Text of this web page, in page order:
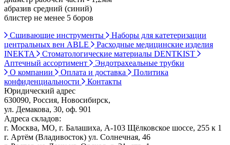
абразив средний (синий)
блистер не менее 5 боров
Сшивающие инструменты
Наборы для катетеризации
центральных вен ABLE
Расходные медицинские изделия
INEKTA
Стоматологические материалы DENTKIST
Аптечный ассортимент
Эндотрахеальные трубки
О компании
Оплата и доставка
Политика
конфиденциальности
Контакты
Юридический адрес
630090, Россия, Новосибирск,
ул. Демакова, 30, оф. 901
Адреса складов:
г. Москва, МО, г. Балашиха, А-103 Щёлковское шоссе, 255 к 1
г. Артём (Владивосток) ул. Солнечная, 46